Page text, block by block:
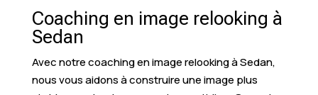
Coaching en image relooking à
Sedan
Avec notre coaching en image relooking à Sedan,
nous vous aidons à construire une image plus